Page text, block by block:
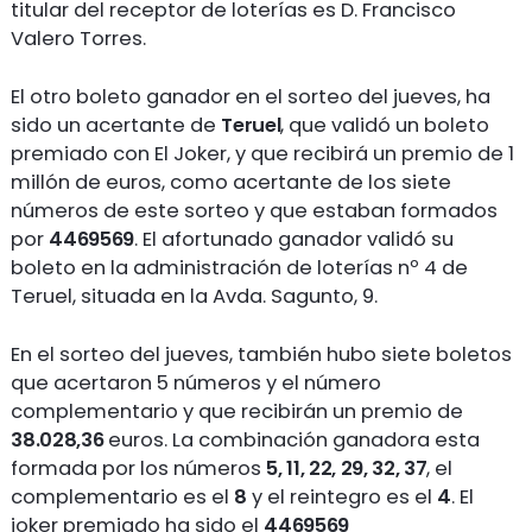
titular del receptor de loterías es D. Francisco
Valero Torres.
El otro boleto ganador en el sorteo del jueves, ha
sido un acertante de Teruel, que validó un boleto
premiado con El Joker, y que recibirá un premio de 1
millón de euros, como acertante de los siete
números de este sorteo y que estaban formados
por 4469569. El afortunado ganador validó su
boleto en la administración de loterías nº 4 de
Teruel, situada en la Avda. Sagunto, 9.
En el sorteo del jueves, también hubo siete boletos
que acertaron 5 números y el número
complementario y que recibirán un premio de
38.028,36euros. La combinación ganadora esta
formada por los números 5, 11, 22, 29, 32, 37, el
complementario es el 8 y el reintegro es el 4. El
joker premiado ha sido el 4469569